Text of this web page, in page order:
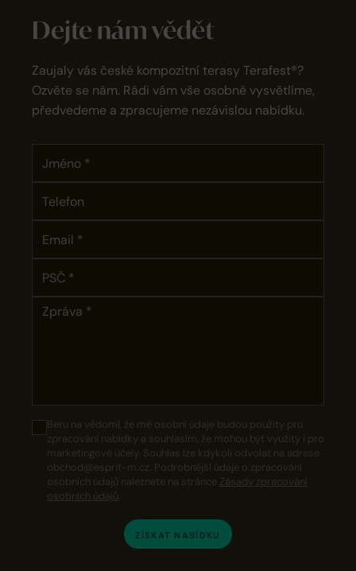
Dejte nám vědět
Zaujaly vás české kompozitní terasy Terafest®?
Ozvěte se nám. Rádi vám vše osobně vysvětlíme,
předvedeme a zpracujeme nezávislou nabídku.
Beru na vědomí, že mé osobní údaje budou použity pro
zpracování nabídky a souhlasím, že mohou být využity i pro
marketingové účely. Souhlas lze kdykoli odvolat na adrese
obchod@esprit-m.cz. Podrobnější údaje o zpracování
osobních údajů naleznete na stránce Zásady zpracování
osobních údajů.
ZÍSKAT NABÍDKU